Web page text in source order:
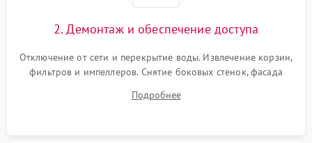
2. Демонтаж и обеспечение доступа
Отключение от сети и перекрытие воды. Извлечение корзин,
фильтров и импеллеров. Снятие боковых стенок, фасада
циркуляционному насосу, ТЭНу и сливной помпе.
Подробнее